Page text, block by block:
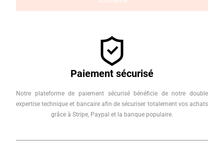
Paiement sécurisé
Notre plateforme de paiement sécurisé bénéficie de notre double
expertise technique et bancaire afin de sécuriser totalement vos achats
grâce à Stripe, Paypal et la banque populaire.